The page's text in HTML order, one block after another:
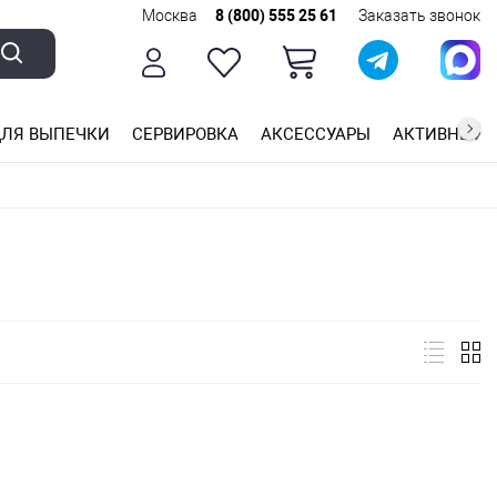
Москва 8 (800) 555 25 61 Заказать звонок
ВЫПЕЧКИ СЕРВИРОВКА АКСЕССУАРЫ АКТИВНЫЙ